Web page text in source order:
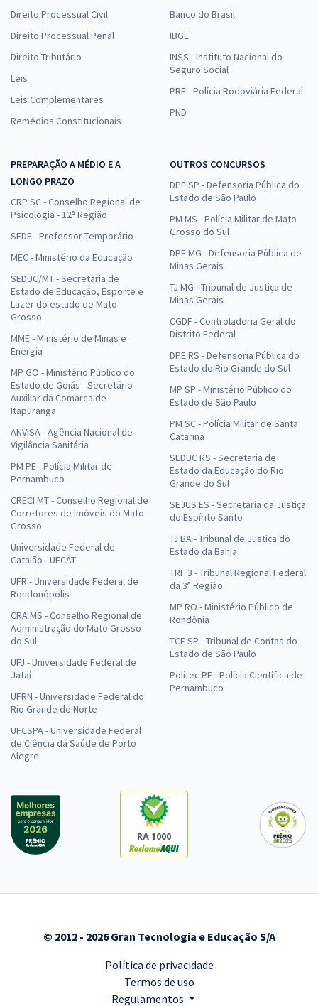
Direito Processual Civil
Direito Processual Penal
Direito Tributário
Leis
Leis Complementares
Remédios Constitucionais
Banco do Brasil
IBGE
INSS - Instituto Nacional do
Seguro Social
PRF - Polícia Rodoviária Federal
PND
PREPARAÇÃO A MÉDIO E A
LONGO PRAZO
CRP SC - Conselho Regional de
Psicologia - 12ª Região
SEDF - Professor Temporário
MEC - Ministério da Educação
SEDUC/MT - Secretaria de
Estado de Educação, Esporte e
Lazer do estado de Mato
Grosso
MME - Ministério de Minas e
Energia
MP GO - Ministério Público do
Estado de Goiás - Secretário
Auxiliar da Comarca de
Itapuranga
ANVISA - Agência Nacional de
Vigilância Sanitária
PM PE - Polícia Militar de
Pernambuco
CRECI MT - Conselho Regional de
Corretores de Imóveis do Mato
Grosso
Universidade Federal de
Catalão - UFCAT
UFR - Universidade Federal de
Rondonópolis
CRA MS - Conselho Regional de
Administração do Mato Grosso
do Sul
UFJ - Universidade Federal de
Jataí
UFRN - Universidade Federal do
Rio Grande do Norte
UFCSPA - Universidade Federal
de Ciência da Saúde de Porto
Alegre
OUTROS CONCURSOS
DPE SP - Defensoria Pública do
Estado de São Paulo
PM MS - Polícia Militar de Mato
Grosso do Sul
DPE MG - Defensoria Pública de
Minas Gerais
TJ MG - Tribunal de Justiça de
Minas Gerais
CGDF - Controladoria Geral do
Distrito Federal
DPE RS - Defensoria Pública do
Estado do Rio Grande do Sul
MP SP - Ministério Público do
Estado de São Paulo
PM SC - Polícia Militar de Santa
Catarina
SEDUC RS - Secretaria de
Estado da Educação do Rio
Grande do Sul
SEJUS ES - Secretaria da Justiça
do Espírito Santo
TJ BA - Tribunal de Justiça do
Estado da Bahia
TRF 3 - Tribunal Regional Federal
da 3ª Região
MP RO - Ministério Público de
Rondônia
TCE SP - Tribunal de Contas do
Estado de São Paulo
Politec PE - Polícia Científica de
Pernambuco
RA 1000
© 2012 - 2026 Gran Tecnologia e Educação S/A
Política de privacidade
Termos de uso
Regulamentos